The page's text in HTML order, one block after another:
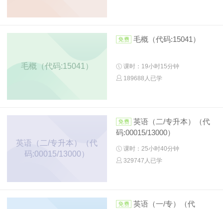
毛概（代码:15041）
毛概（代码:15041）
课时：19小时15分钟
189688人已学
英语（二/专升本）（代
码:00015/13000）
英语（二/专升本）（代
码:00015/13000）
课时：25小时40分钟
329747人已学
英语（一/专）（代